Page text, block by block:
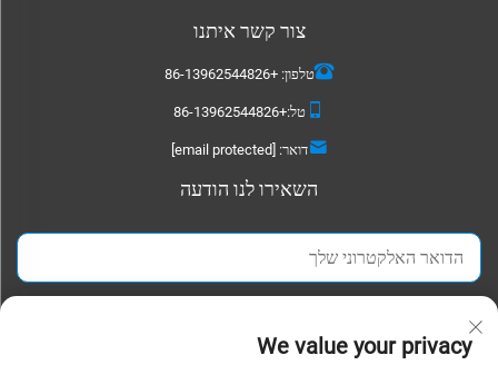
צור קשר איתנו
טלפון:+86-13962544826
טל:+86-13962544826
דואר:
השאירו לנו הודעה
We value your privacy